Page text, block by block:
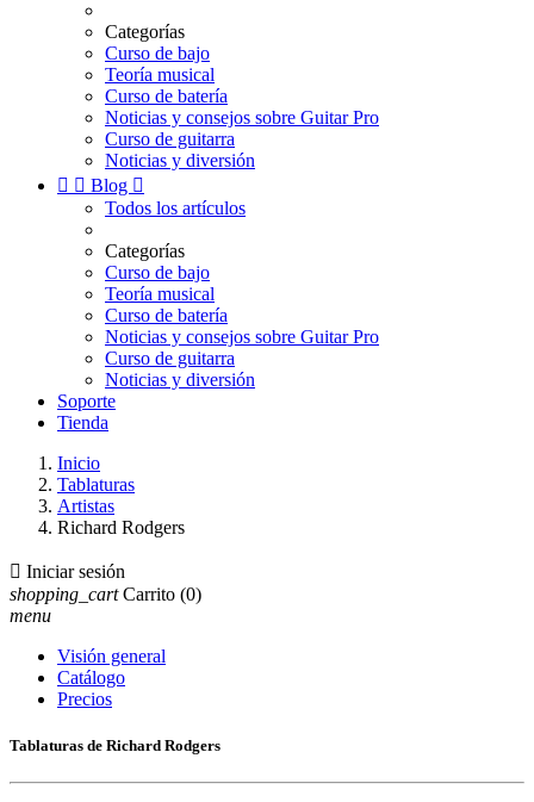
Categorías
Curso de bajo
Teoría musical
Curso de batería
Noticias y consejos sobre Guitar Pro
Curso de guitarra
Noticias y diversión
  Blog 
Todos los artículos
Categorías
Curso de bajo
Teoría musical
Curso de batería
Noticias y consejos sobre Guitar Pro
Curso de guitarra
Noticias y diversión
Soporte
Tienda
Inicio
Tablaturas
Artistas
Richard Rodgers
 Iniciar sesión
shopping_cart Carrito (0)
menu
Visión general
Catálogo
Precios
Tablaturas de Richard Rodgers